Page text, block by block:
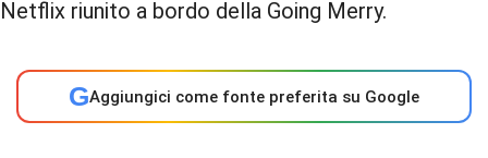
GAggiungici come fonte preferita su Google